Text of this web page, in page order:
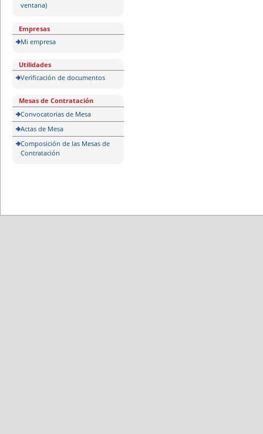
ventana)
Empresas
Mi empresa
Utilidades
Verificación de documentos
Mesas de Contratación
Convocatorias de Mesa
Actas de Mesa
Composición de las Mesas de
Contratación